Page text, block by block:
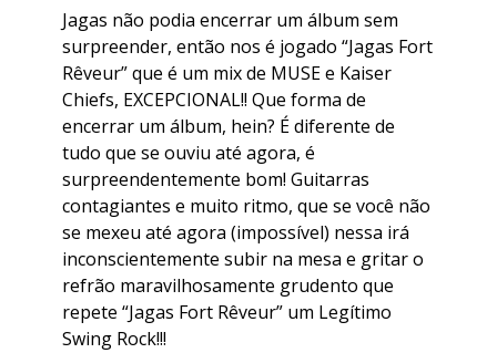
Jagas não podia encerrar um álbum sem
surpreender, então nos é jogado “Jagas Fort
Rêveur” que é um mix de MUSE e Kaiser
Chiefs, EXCEPCIONAL!! Que forma de
encerrar um álbum, hein? É diferente de
tudo que se ouviu até agora, é
surpreendentemente bom! Guitarras
contagiantes e muito ritmo, que se você não
se mexeu até agora (impossível) nessa irá
inconscientemente subir na mesa e gritar o
refrão maravilhosamente grudento que
repete “Jagas Fort Rêveur” um Legítimo
Swing Rock!!!